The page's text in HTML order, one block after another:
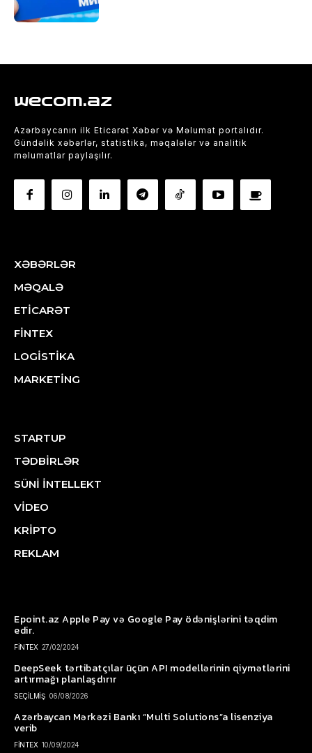
wecom.az
Azərbaycanın ilk Eticarət Xəbər və Məlumat portalıdır.
Gündəlik xəbərlər, statistika, məqalələr və analitik
məlumatlar paylaşılır.
XƏBƏRLƏR
MƏQALƏ
ETİCARƏT
FİNTEX
LOGİSTİKA
MARKETİNG
STARTUP
TƏDBİRLƏR
SÜNİ İNTELLEKT
VİDEO
KRİPTO
REKLAM
Epoint.az Apple Pay və Google Pay ödənişlərini təqdim
edir.
FİNTEX 27/02/2024
DeepSeek tərtibatçılar üçün API modellərinin qiymətlərini
artırmağı planlaşdırır
SEÇİLMİŞ 06/08/2026
Azərbaycan Mərkəzi Bankı “Multi Solutions”a lisenziya
verib
FİNTEX 10/09/2024